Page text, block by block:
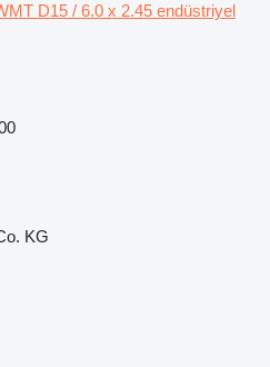
D15 / 6.0 x 2.45 endüstriyel
KG